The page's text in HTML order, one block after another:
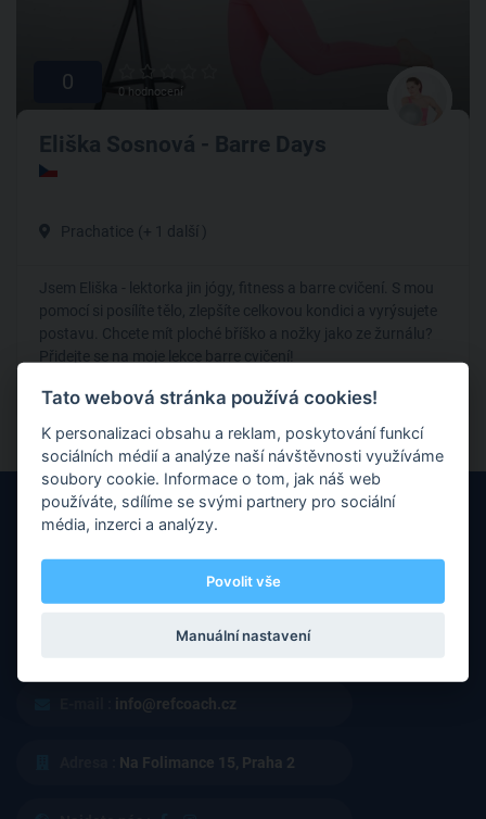
0 0 hodnocení
Eliška Sosnová - Barre Days
Prachatice (+ 1 další )
Jsem Eliška - lektorka jin jógy, fitness a barre cvičení. S mou
pomocí si posílíte tělo, zlepšíte celkovou kondici a vyrýsujete
postavu. Chcete mít ploché bříško a nožky jako ze žurnálu?
Přidejte se na moje lekce barre cvičení!
Barre
Máte nějaké otázky nebo připomínky? Neváhejte nás kontaktovat
prostřednictvím e-mailu.
info@refcoach.cz
Na Folimance 15, Praha 2
Tato webová stránka používá cookies!
K personalizaci obsahu a reklam, poskytování funkcí
sociálních médií a analýze naší návštěvnosti využíváme
soubory cookie. Informace o tom, jak náš web
používáte, sdílíme se svými partnery pro sociální
média, inzerci a analýzy.
Povolit vše
Manuální nastavení